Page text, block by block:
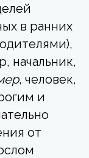
в ранних
начальник,
, человек,
и
от